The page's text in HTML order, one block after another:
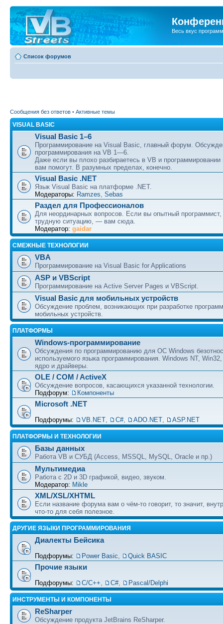
Весь вкус
Список форумов
Сообщения без ответов • Активные темы
VISUAL BASIC
Visual Basic 1–6
Программирование на Visual Basic, главный форум.
программирования на VB 1—6.
Даже если вы плохо разбираетесь в VB и
вам помогут. В разумных пределах, конечно.
Visual Basic .NET
Язык Visual Basic на платформе .NET.
Модераторы: Ramzes, Sebas
Раздел для Профессионалов
Для неординарных вопросов. Если вы опытный
трудную ситуацию, — вам сюда.
Модератор: gaidar
СМЕЖНЫЕ ТЕХНОЛОГИИ
VBA
Программирование на Visual Basic for Applications
ASP и VBScript
Программирование на Active Server Pages и VBScript.
Visual Basic для мобильных устройств
Обсуждение проблем, возникающих при разработке
мобильных устройств.
ПЛАТФОРМЫ
Windows-программирование
Обсуждения по программированию для ОС Windows
используемого языка программирования. Windows NT,
ядро и драйверы.
OLE / COM / ActiveX
Обсуждение вопросов, касающихся указанной технологии.
Подфорум:
Компоненты
Microsoft .NET
Подфорумы: VB.NET, C#, ADO.NET, ASP.NET
ПЛАТФОРМЫ И ТЕХНОЛОГИИ
Базы данных
Работа VB и СУБД (Access, MSSQL, MySQL, Oracle и пр.)
Мультимедиа
Работа с 2D и 3D графикой, видео, звуком.
Модератор: Mikle
XML/XSL/XHTML
Если название форума вам о чём-то говорит, то значит,
что-то для себя полезное.
ДРУГИЕ ЯЗЫКИ ПРОГРАММИРОВАНИЯ
Диалекты Бейсика
Подфорумы: Power Basic, Quick BASIC
Прочие языки
Подфорумы: С/С++, C#, Pascal/Delphi
ИНСТРУМЕНТЫ И КОМПОНЕНТЫ
ReSharper
Обсуждение продукта JetBrains ReSharper.